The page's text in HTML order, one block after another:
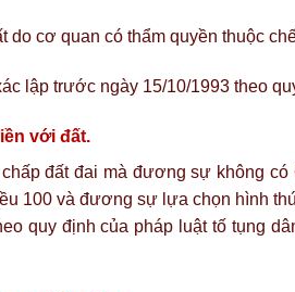
do cơ quan có thẩm quyền thuộc
lập trước ngày 15/10/1993 theo
với đất.
đất đai mà đương sự không
100 và đương sự lựa chọn hình
quy định của pháp luật tố tụng